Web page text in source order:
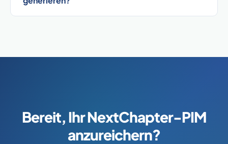
Bereit, Ihr NextChapter-PIM
anzureichern?